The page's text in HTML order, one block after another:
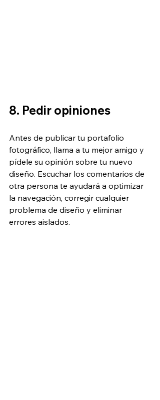
8. Pedir opiniones
Antes de publicar tu portafolio
fotográfico, llama a tu mejor amigo y
pídele su opinión sobre tu nuevo
diseño. Escuchar los comentarios de
otra persona te ayudará a optimizar
la navegación, corregir cualquier
problema de diseño y eliminar
errores aislados.